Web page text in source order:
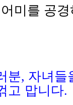
어미를 공
분, 자녀들
고 맙니다.